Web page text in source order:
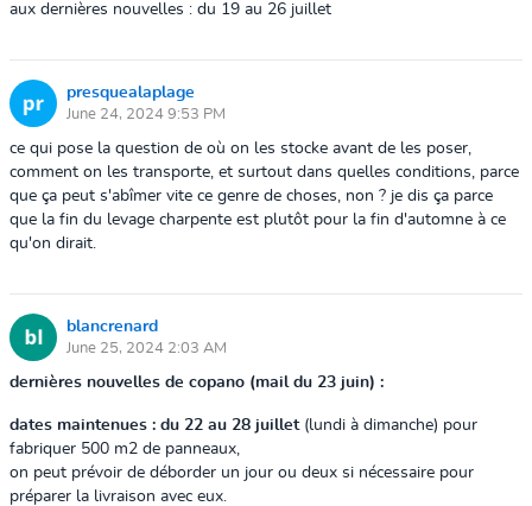
aux dernières nouvelles : du 19 au 26 juillet
presquealaplage
June 24, 2024 9:53 PM
ce qui pose la question de où on les stocke avant de les poser,
comment on les transporte, et surtout dans quelles conditions, parce
que ça peut s'abîmer vite ce genre de choses, non ? je dis ça parce
que la fin du levage charpente est plutôt pour la fin d'automne à ce
qu'on dirait.
blancrenard
June 25, 2024 2:03 AM
dernières nouvelles de copano (mail du 23 juin) :
dates maintenues : du 22 au 28 juillet (lundi à dimanche) pour
fabriquer 500 m2 de panneaux,
on peut prévoir de déborder un jour ou deux si nécessaire pour
préparer la livraison avec eux.